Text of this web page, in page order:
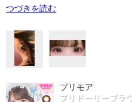
つづきを読む
プリモア
プリドーリーブラ